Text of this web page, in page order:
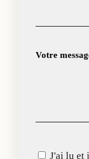
Votre
J'ai lu et